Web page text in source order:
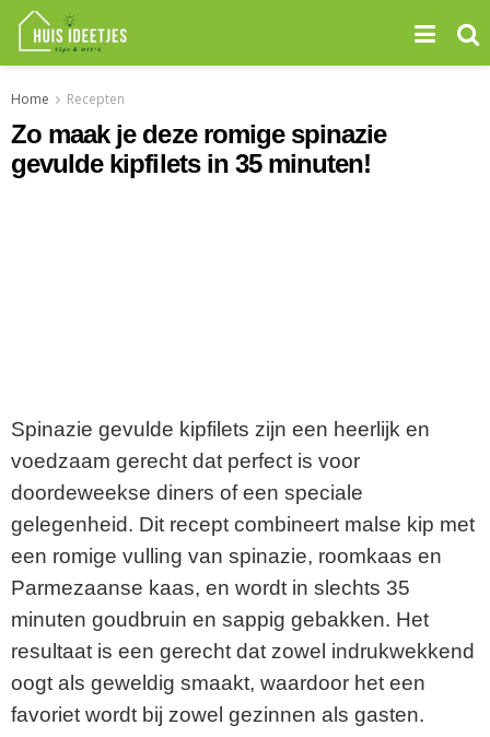
Home Recepten
Zo maak je deze romige spinazie
gevulde kipfilets in 35 minuten!
Spinazie gevulde kipfilets zijn een heerlijk en
voedzaam gerecht dat perfect is voor
doordeweekse diners of een speciale
gelegenheid. Dit recept combineert malse kip met
een romige vulling van spinazie, roomkaas en
Parmezaanse kaas, en wordt in slechts 35
minuten goudbruin en sappig gebakken. Het
resultaat is een gerecht dat zowel indrukwekkend
oogt als geweldig smaakt, waardoor het een
favoriet wordt bij zowel gezinnen als gasten.